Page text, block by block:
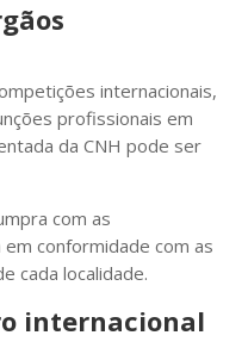
internacionais,
profissionais em
da CNH pode ser
com as
conformidade com as
cada localidade.
internacional